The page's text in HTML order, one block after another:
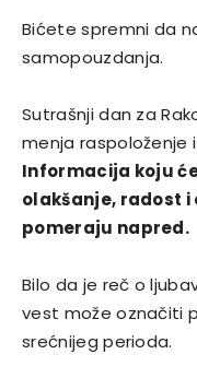
Bićete spremni da
samopouzdanja.
Sutrašnji dan za
menja raspoloženje
Informacija koju
olakšanje, radost i
pomeraju napred.
Bilo da je reč o
vest može označiti
srećnijeg perioda.